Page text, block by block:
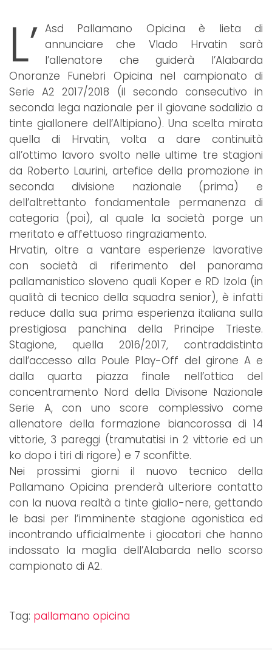
L’ Asd Pallamano Opicina è lieta di
annunciare che Vlado Hrvatin sarà
l’allenatore che guiderà l’Alabarda
Onoranze Funebri Opicina nel campionato di
Serie A2 2017/2018 (il secondo consecutivo in
seconda lega nazionale per il giovane sodalizio a
tinte giallonere dell’Altipiano). Una scelta mirata
quella di Hrvatin, volta a dare continuità
all’ottimo lavoro svolto nelle ultime tre stagioni
da Roberto Laurini, artefice della promozione in
seconda divisione nazionale (prima) e
dell’altrettanto fondamentale permanenza di
categoria (poi), al quale la società porge un
meritato e affettuoso ringraziamento.
Hrvatin, oltre a vantare esperienze lavorative
con società di riferimento del panorama
pallamanistico sloveno quali Koper e RD Izola (in
qualità di tecnico della squadra senior), è infatti
reduce dalla sua prima esperienza italiana sulla
prestigiosa panchina della Principe Trieste.
Stagione, quella 2016/2017, contraddistinta
dall’accesso alla Poule Play-Off del girone A e
dalla quarta piazza finale nell’ottica del
concentramento Nord della Divisone Nazionale
Serie A, con uno score complessivo come
allenatore della formazione biancorossa di 14
vittorie, 3 pareggi (tramutatisi in 2 vittorie ed un
ko dopo i tiri di rigore) e 7 sconfitte.
Nei prossimi giorni il nuovo tecnico della
Pallamano Opicina prenderà ulteriore contatto
con la nuova realtà a tinte giallo-nere, gettando
le basi per l’imminente stagione agonistica ed
incontrando ufficialmente i giocatori che hanno
indossato la maglia dell’Alabarda nello scorso
campionato di A2.
Tag: pallamano opicina